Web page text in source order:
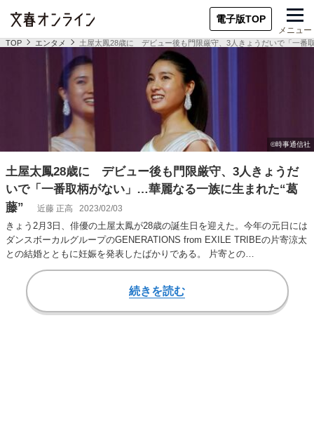
電子版TOP
メニュー
TOP エンタメ 土屋太鳳28歳に デビュー後も門限厳守、3人きょうだいで「一番
土屋太鳳28歳に デビュー後も門限厳守、3人きょうだ
いで「一番取柄がない」…華麗なる一族に生まれた“葛
藤”
近藤 正高 2023/02/03
きょう2月3日、俳優の土屋太鳳が28歳の誕生日を迎えた。今年の元日には
ダンスボーカルグループのGENERATIONS from EXILE TRIBEの片寄涼太
との結婚とともに妊娠を発表したばかりである。 片寄との…
続きを読む